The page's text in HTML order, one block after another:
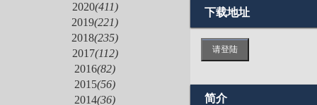
2020(411)
2019(221)
2018(235)
2017(112)
2016(82)
2015(56)
2014(36)
下载地址
请登陆
简介